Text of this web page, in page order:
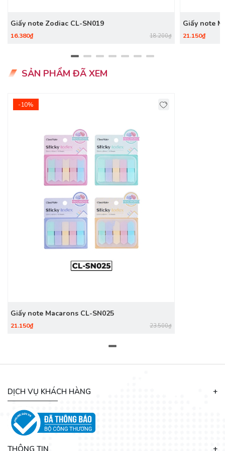
Giấy note Zodiac CL-SN019
16.380₫ 18.200₫
Giấy note
21.150₫
SẢN PHẨM ĐÃ XEM
-10%
Giấy note Macarons CL-SN025
21.150₫ 23.500₫
DỊCH VỤ KHÁCH HÀNG